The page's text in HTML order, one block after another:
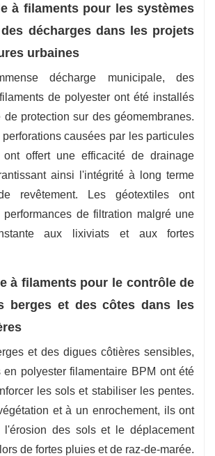
à filaments pour les systèmes
décharges dans les projets
urbaines
décharge municipale, des
de polyester ont été installés
de protection sur des géomembranes.
perforations causées par les particules
offert une efficacité de drainage
ainsi l'intégrité à long terme
revêtement. Les géotextiles ont
performances de filtration malgré une
aux lixiviats et aux fortes
à filaments pour le contrôle de
berges et des côtes dans les
et des digues côtières sensibles,
en polyester filamentaire BPM ont été
les sols et stabiliser les pentes.
et à un enrochement, ils ont
l'érosion des sols et le déplacement
de fortes pluies et de raz-de-marée.